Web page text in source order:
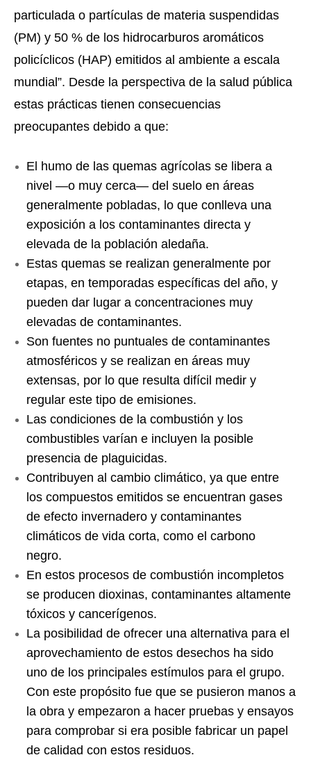
particulada o partículas de materia suspendidas
(PM) y 50 % de los hidrocarburos aromáticos
policíclicos (HAP) emitidos al ambiente a escala
mundial”. Desde la perspectiva de la salud pública
estas prácticas tienen consecuencias
preocupantes debido a que:
El humo de las quemas agrícolas se libera a
nivel —o muy cerca— del suelo en áreas
generalmente pobladas, lo que conlleva una
exposición a los contaminantes directa y
elevada de la población aledaña.
Estas quemas se realizan generalmente por
etapas, en temporadas específicas del año, y
pueden dar lugar a concentraciones muy
elevadas de contaminantes.
Son fuentes no puntuales de contaminantes
atmosféricos y se realizan en áreas muy
extensas, por lo que resulta difícil medir y
regular este tipo de emisiones.
Las condiciones de la combustión y los
combustibles varían e incluyen la posible
presencia de plaguicidas.
Contribuyen al cambio climático, ya que entre
los compuestos emitidos se encuentran gases
de efecto invernadero y contaminantes
climáticos de vida corta, como el carbono
negro.
En estos procesos de combustión incompletos
se producen dioxinas, contaminantes altamente
tóxicos y cancerígenos.
La posibilidad de ofrecer una alternativa para el
aprovechamiento de estos desechos ha sido
uno de los principales estímulos para el grupo.
Con este propósito fue que se pusieron manos a
la obra y empezaron a hacer pruebas y ensayos
para comprobar si era posible fabricar un papel
de calidad con estos residuos.